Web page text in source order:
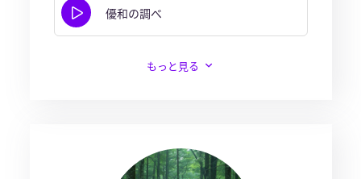
優和の調べ
もっと見る